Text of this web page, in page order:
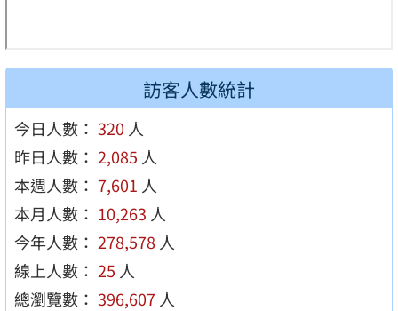
訪客人數統計
今日人數： 320 人
昨日人數： 2,085 人
本週人數： 7,601 人
本月人數： 10,263 人
今年人數： 278,578 人
線上人數： 25 人
總瀏覽數： 396,607 人